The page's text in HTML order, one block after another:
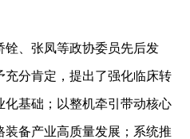
、张凤等政协委员先后发
分肯定，提出了强化临床转
基础；以整机牵引带动核心
备产业高质量发展；系统推